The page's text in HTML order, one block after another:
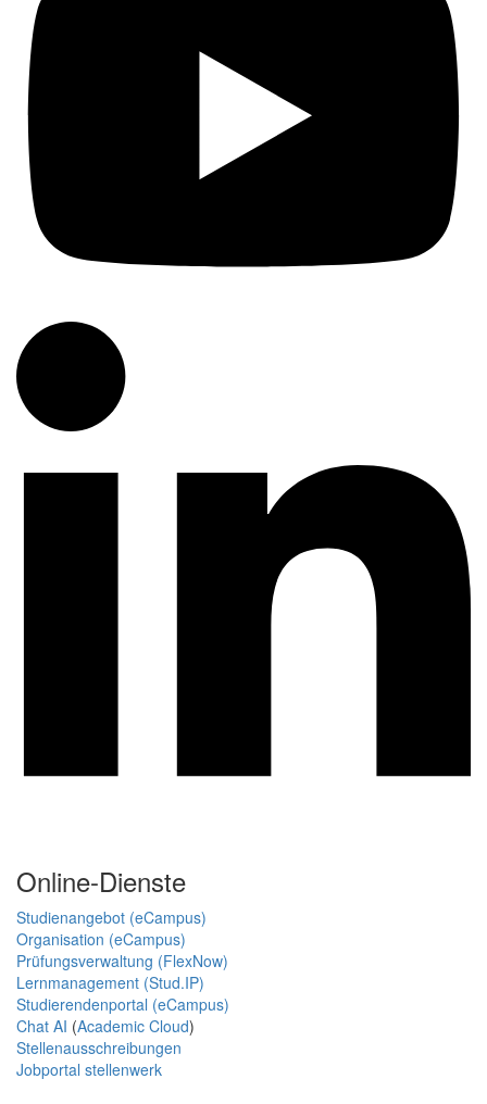
Online-Dienste
Studienangebot (eCampus)
Organisation (eCampus)
Prüfungsverwaltung (FlexNow)
Lernmanagement (Stud.IP)
Studierendenportal (eCampus)
Chat AI (Academic Cloud)
Stellenausschreibungen
Jobportal stellenwerk